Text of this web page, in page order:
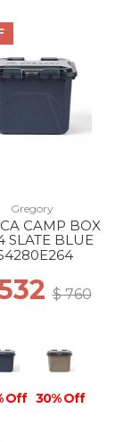
Gregory
CAMP BOX
SLATE BLUE
$ 760
Off 30% Off